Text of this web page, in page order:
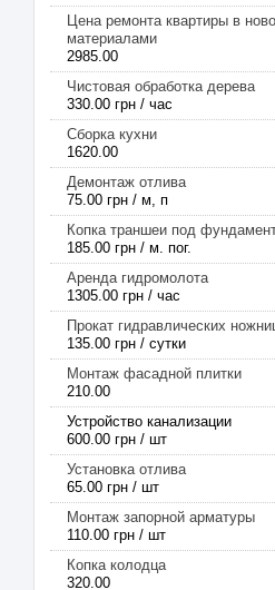
Цена ремонта квартиры в
материалами
2985.00
Чистовая обработка дерева
330.00 грн / час
Сборка кухни
1620.00
Демонтаж отлива
75.00 грн / м, п
Копка траншеи под
185.00 грн / м. пог.
Аренда гидромолота
1305.00 грн / час
Прокат гидравлических
135.00 грн / сутки
Монтаж фасадной плитки
210.00
Устройство канализации
600.00 грн / шт
Установка отлива
65.00 грн / шт
Монтаж запорной арматуры
110.00 грн / шт
Копка колодца
320.00